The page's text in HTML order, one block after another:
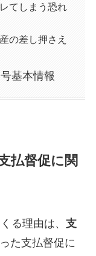
てしまう恐れ
の差し押さえ
基本情報
払督促に関
る理由は、 支
た支払督促に